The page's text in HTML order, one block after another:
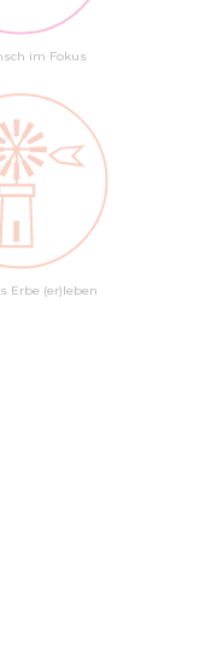
im Fokus
Erbe (er)leben